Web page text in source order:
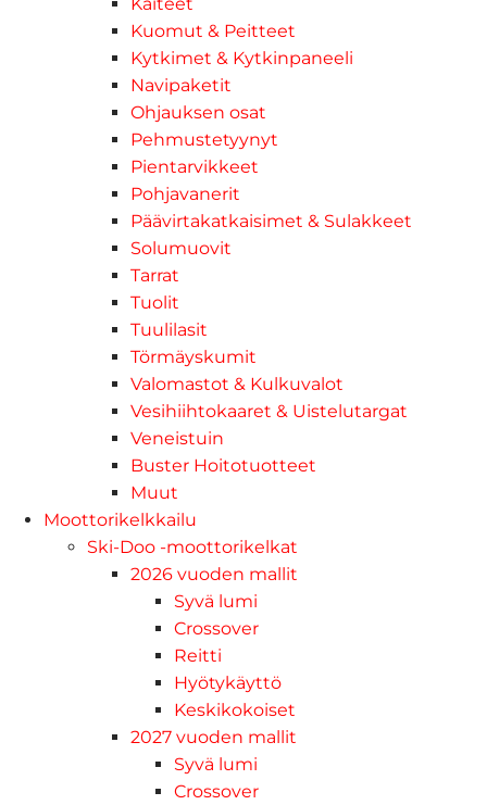
Kaiteet
Kuomut & Peitteet
Kytkimet & Kytkinpaneeli
Navipaketit
Ohjauksen osat
Pehmustetyynyt
Pientarvikkeet
Pohjavanerit
Päävirtakatkaisimet & Sulakkeet
Solumuovit
Tarrat
Tuolit
Tuulilasit
Törmäyskumit
Valomastot & Kulkuvalot
Vesihiihtokaaret & Uistelutargat
Veneistuin
Buster Hoitotuotteet
Muut
Moottorikelkkailu
Ski-Doo -moottorikelkat
2026 vuoden mallit
Syvä lumi
Crossover
Reitti
Hyötykäyttö
Keskikokoiset
2027 vuoden mallit
Syvä lumi
Crossover